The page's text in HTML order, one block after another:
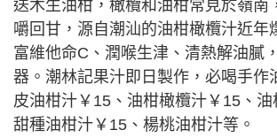
送木生油柑，橄欖和油柑常見於嶺南
嚼回甘，源自潮汕的油柑橄欖汁近年
富維他命C、潤喉生津、清熱解油膩
器。潮林記果汁即日製作，必喝手作
皮油柑汁￥15、油柑橄欖汁￥15、油
甜種油柑汁￥15、楊桃油柑汁等。